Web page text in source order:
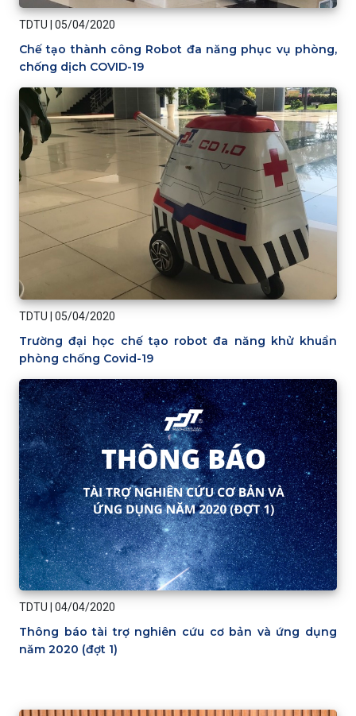
TDTU 05/04/2020
Chế tạo thành công Robot đa năng phục vụ phòng,
chống dịch COVID-19
TDTU | 05/04/2020
Trường đại học chế tạo robot đa năng khử khuẩn
phòng chống Covid-19
TDTU 04/04/2020
Thông báo tài trợ nghiên cứu cơ bản và ứng dụng
năm 2020 (đợt 1)